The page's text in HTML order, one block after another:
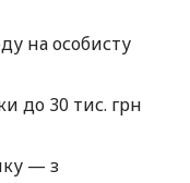
на особисту
до 30 тис. грн
— з